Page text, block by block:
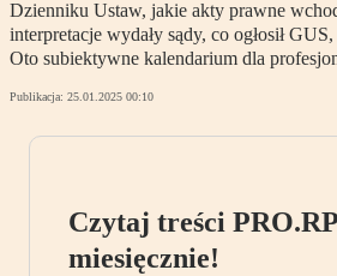
Dzienniku Ustaw, jakie akty prawne
interpretacje wydały sądy, co ogłosił
Oto subiektywne kalendarium dla
Publikacja: 25.01.2025 00:10
Czytaj treści
miesięcznie!